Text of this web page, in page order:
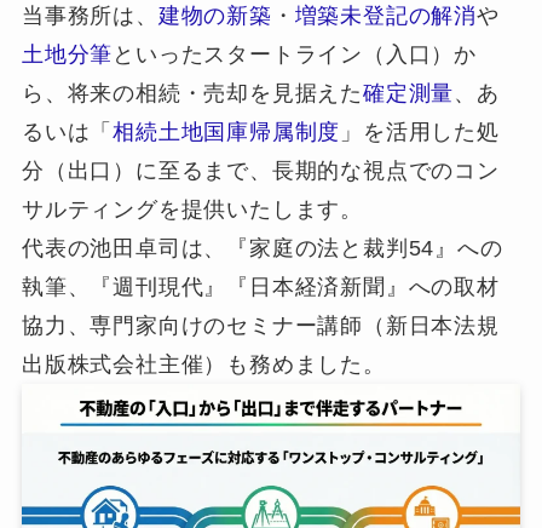
当事務所は、 建物の新築 ・ 増築未登記の解消や
土地分筆 といったスタートライン（入口）か
ら、将来の相続・売却を見据えた確定測量、あ
るいは「相続土地国庫帰属制度 」を活用した処
分（出口）に至るまで、長期的な視点でのコン
サルティングを提供いたします。
代表の池田卓司は、『家庭の法と裁判54』への
執筆、『週刊現代』『日本経済新聞』への取材
協力、専門家向けのセミナー講師（新日本法規
出版株式会社主催）も務めました。